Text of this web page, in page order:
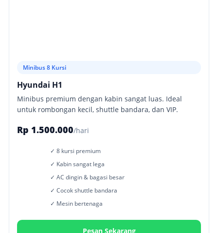
Minibus 8 Kursi
Hyundai H1
Minibus premium dengan kabin sangat luas. Ideal
untuk rombongan kecil, shuttle bandara, dan VIP.
Rp 1.500.000/hari
✓ 8 kursi premium
✓ Kabin sangat lega
✓ AC dingin & bagasi besar
✓ Cocok shuttle bandara
✓ Mesin bertenaga
Pesan Sekarang